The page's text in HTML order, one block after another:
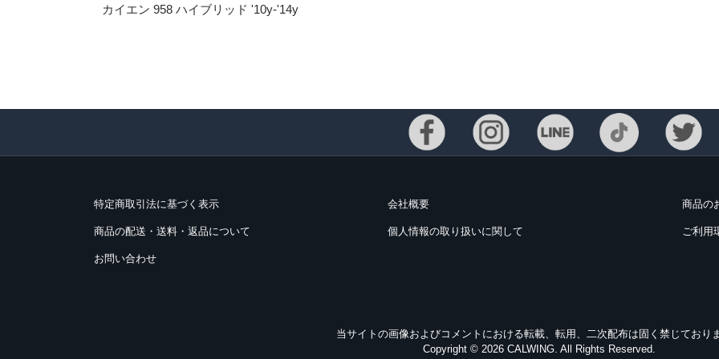
カイエン 958 ハイブリッド '10y-'14y
特定商取引法に基づく表示 会社概要 商品の
商品の配送・送料・返品について 個人情報の取り扱いに関して ご利用
お問い合わせ
当サイトの画像およびコメントにおける転載、転用、二次配布は固く禁じておりま
Copyright © 2026 CALWING. All Rights Reserved.